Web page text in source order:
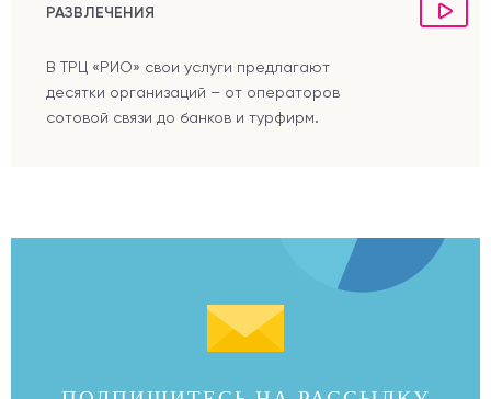
РАЗВЛЕЧЕНИЯ
В ТРЦ «РИО» свои услуги предлагают
десятки организаций – от операторов
сотовой связи до банков и турфирм.